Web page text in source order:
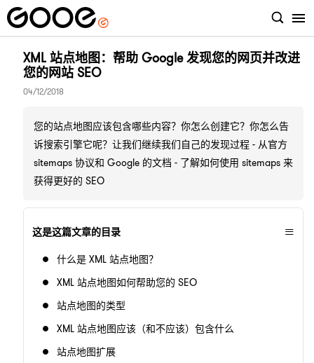
XML 站点地图：帮助 Google 发现您的网页并改进
您的网站 SEO
04/12/2018
您的站点地图应该包含哪些内容？你怎么创建它？你怎么告
诉搜索引擎它呢？让我们继续我们自己的发现过程 - 从官方
sitemaps 协议和 Google 的文档 - 了解如何使用 sitemaps 来
获得更好的 SEO
这是这篇文章的目录 ≡
什么是 XML 站点地图？
XML 站点地图如何帮助您的 SEO
站点地图的类型
XML 站点地图应该（和不应该）包含什么
站点地图扩展